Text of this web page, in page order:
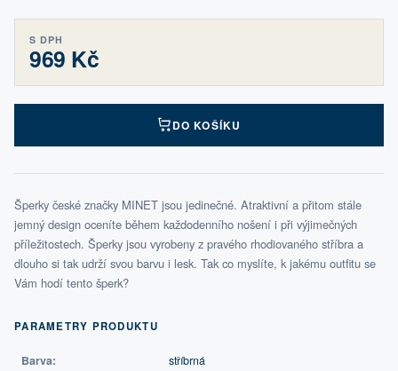
S DPH
969 Kč
DO KOŠÍKU
Šperky české značky MINET jsou jedinečné. Atraktivní a přitom stále
jemný design oceníte během každodenního nošení i při výjimečných
příležitostech. Šperky jsou vyrobeny z pravého rhodiovaného stříbra a
dlouho si tak udrží svou barvu i lesk. Tak co myslíte, k jakému outfitu se
Vám hodí tento šperk?
PARAMETRY PRODUKTU
Barva: stříbrná